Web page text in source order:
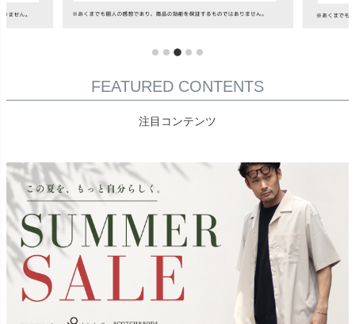
FEATURED CONTENTS
注目コンテンツ